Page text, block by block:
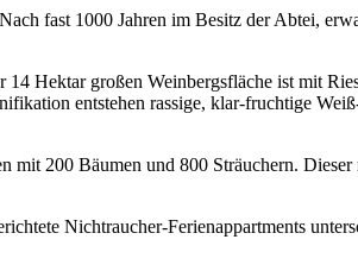
fast 1000 Jahren im Besitz der Abtei,
Hektar großen Weinbergsfläche ist mit
entstehen rassige, klar-fruchtige
200 Bäumen und 800 Sträuchern.
Nichtraucher-Ferienappartments